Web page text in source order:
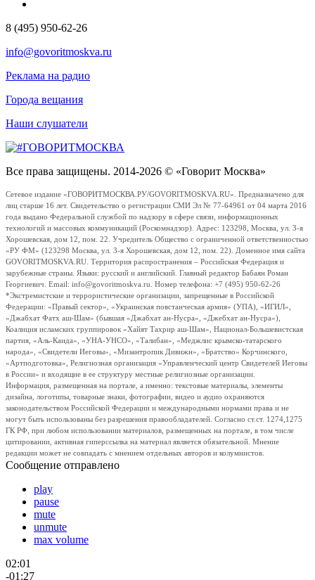
8 (495) 950-62-26
info@govoritmoskva.ru
Реклама на радио
Города вещания
Наши слушатели
Все права защищены. 2014-2026 © «Говорит Москва»
Сетевое издание «ГОВОРИТМОСКВА.РУ/GOVORITMOSKVA.RU». Предназначено для
лиц старше 16 лет. Свидетельство о регистрации СМИ Эл № 77-64961 от 04 марта 2016
года выдано Федеральной службой по надзору в сфере связи, информационных
технологий и массовых коммуникаций (Роскомнадзор). Адрес: 123298, Москва, ул. 3-я
Хорошевская, дом 12, пом. 22. Учредитель Общество с ограниченной ответственностью
«РУ ФМ» (123298 Москва, ул. 3-я Хорошевская, дом 12, пом. 22). Доменное имя сайта
GOVORITMOSKVA.RU. Территория распространения – Российская Федерация и
зарубежные страны. Языки: русский и английский. Главный редактор Бабаян Роман
Георгиевич. Email: info@govoritmoskva.ru. Номер телефона: +7 (495) 950-62-26
*Экстремистские и террористические организации, запрещенные в Российской
Федерации: «Правый сектор», «Украинская повстанческая армия» (УПА), «ИГИЛ»,
«Джабхат Фатх аш-Шам» (бывшая «Джабхат ан-Нусра», «Джебхат ан-Нусра»),
Коалиция исламских группировок «Хайят Тахрир аш-Шам», Национал-Большевистская
партия, «Аль-Каида», «УНА-УНСО», «Талибан», «Меджлис крымско-татарского
народа», «Свидетели Иеговы», «Мизантропик Дивижн», «Братство» Корчинского,
«Артподготовка», Религиозная организация «Управленческий центр Свидетелей Иеговы
в России» и входящие в ее структуру местные религиозные организации.
Информация, размещенная на портале, а именно: текстовые материалы, элементы
дизайна, логотипы, товарные знаки, фотографии, видео и аудио охраняются
законодательством Российской Федерации и международными нормами права и не
могут быть использованы без разрешения правообладателей. Согласно ст.ст. 1274,1275
ГК РФ, при любом использовании материалов, размещенных на портале, в том числе
цитировании, активная гиперссылка на материал является обязательной. Мнение
редакции может не совпадать с мнением отдельных авторов и колумнистов.
Сообщение отправлено
play
pause
mute
unmute
max volume
02:01
-01:27